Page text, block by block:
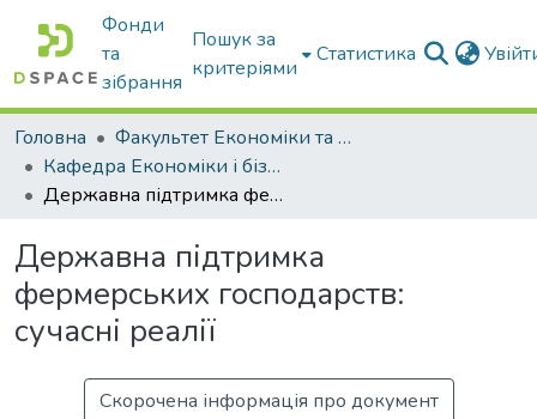
Фонди
та
зібрання
Пошук за
критеріями
Статистика
Головна
Факультет Економіки та бізнесу
Кафедра Економіки і бізнесу
Державна підтримка фермерських господарств: сучасні реалії
Державна підтримка
фермерських господарств:
сучасні реалії
Скорочена інформація про документ